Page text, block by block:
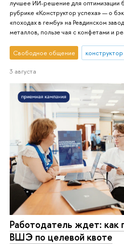
лучшее ИИ-решение для оптимизации
рубрике «Конструктор успеха» — о
«походах в гембу» на Ревдинском
металлов, пользе чая с конфетами и
Свободное общение
3 августа
Работодатель ждет: как
ВШЭ по целевой квоте